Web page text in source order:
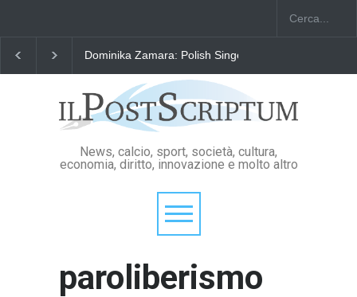
Dominika Zamara: Polish Singers' Alliance ofAmerica
News, calcio, sport, società, cultura,
economia, diritto, innovazione e molto altro
paroliberismo